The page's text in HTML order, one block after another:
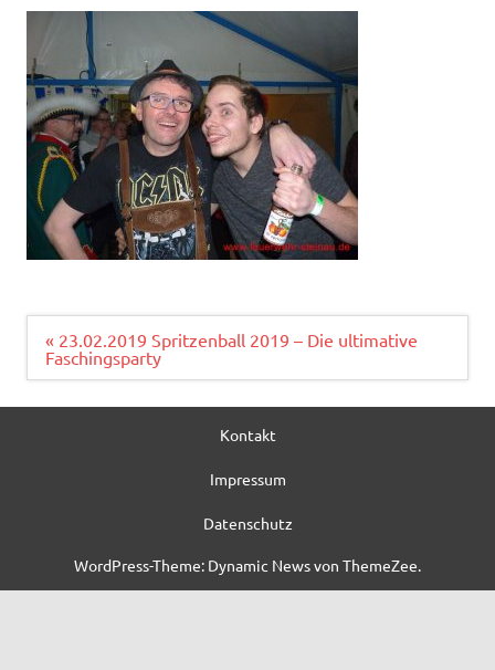
Beitragsnavigation
« 23.02.2019 Spritzenball 2019 – Die ultimative
Faschingsparty
Kontakt
Impressum
Datenschutz
WordPress-Theme: Dynamic News von ThemeZee.